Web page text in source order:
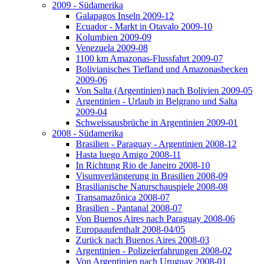
2009 - Südamerika
Galapagos Inseln 2009-12
Ecuador - Markt in Otavalo 2009-10
Kolumbien 2009-09
Venezuela 2009-08
1100 km Amazonas-Flussfahrt 2009-07
Bolivianisches Tiefland und Amazonasbecken
2009-06
Von Salta (Argentinien) nach Bolivien 2009-05
Argentinien - Urlaub in Belgrano und Salta
2009-04
Schweissausbrüche in Argentinien 2009-01
2008 - Südamerika
Brasilien - Paraguay - Argentinien 2008-12
Hasta luego Amigo 2008-11
In Richtung Rio de Janeiro 2008-10
Visumverlängerung in Brasilien 2008-09
Brasilianische Naturschauspiele 2008-08
Transamazônica 2008-07
Brasilien - Pantanal 2008-07
Von Buenos Aires nach Paraguay 2008-06
Europaaufenthalt 2008-04/05
Zurück nach Buenos Aires 2008-03
Argentinien - Polizeierfahrungen 2008-02
Von Argentinien nach Uruguay 2008-01